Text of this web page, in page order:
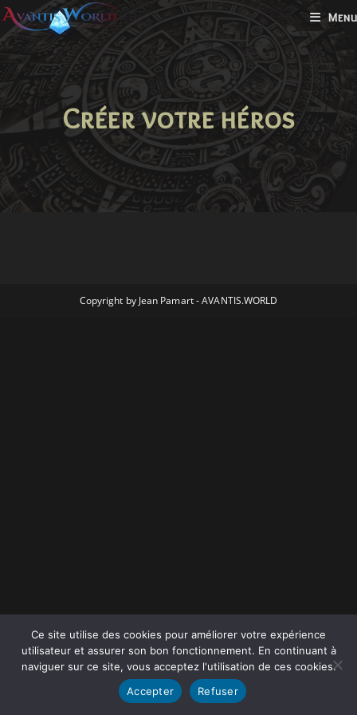
Menu
Créer votre héros
Copyright by Jean Pamart - AVANTIS.WORLD
Ce site utilise des cookies pour améliorer votre expérience
utilisateur et assurer son bon fonctionnement. En continuant à
naviguer sur ce site, vous acceptez l'utilisation de ces cookies.
Accepter
Refuser